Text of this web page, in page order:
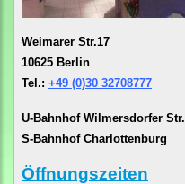
Weimarer Str.17
10625 Berlin
Tel.: +49 (0)30 32708777
U-Bahnhof Wilmersdorfer Str.
S-Bahnhof Charlottenburg
Öffnungszeiten